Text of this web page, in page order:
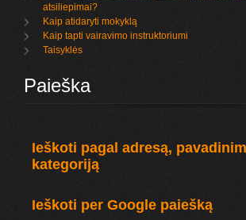
atsiliepimai?
Kaip atidaryti mokyklą
Kaip tapti vairavimo instruktoriumi
Taisyklės
Paieška
Ieškoti pagal adresą,
kategoriją
Ieškoti per Google paiešką